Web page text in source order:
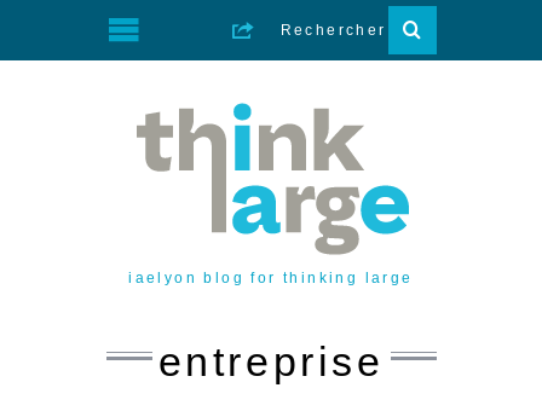
iaelyon blog for thinking large
entreprise